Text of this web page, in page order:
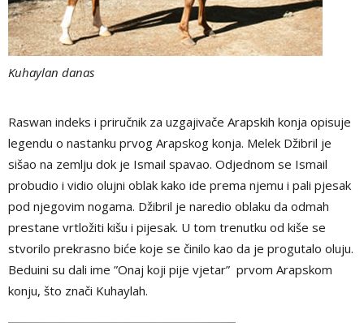
Kuhaylan danas
Raswan indeks i priručnik za uzgajivače Arapskih konja opisuje
legendu o nastanku prvog Arapskog konja. Melek Džibril je
sišao na zemlju dok je Ismail spavao. Odjednom se Ismail
probudio i vidio olujni oblak kako ide prema njemu i pali pjesak
pod njegovim nogama. Džibril je naredio oblaku da odmah
prestane vrtložiti kišu i pijesak. U tom trenutku od kiše se
stvorilo prekrasno biće koje se činilo kao da je progutalo oluju.
Beduini su dali ime ”Onaj koji pije vjetar” prvom Arapskom
konju, što znači Kuhaylah.